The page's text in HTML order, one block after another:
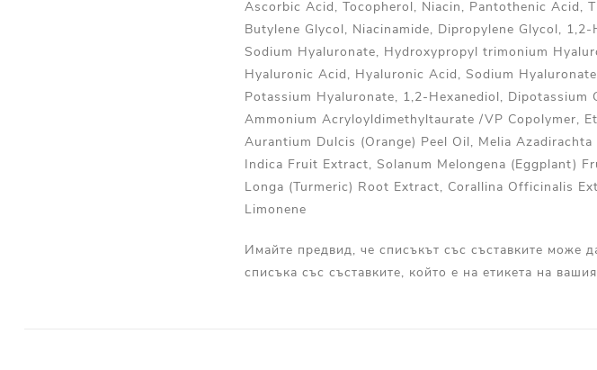
Ascorbic Acid, Tocopherol, Niacin, Pantothenic Acid,
Butylene Glycol, Niacinamide, Dipropylene Glycol,
Sodium Hyaluronate, Hydroxypropyl trimonium
Hyaluronic Acid, Hyaluronic Acid, Sodium
Potassium Hyaluronate, 1,2-Hexanediol, Dipotassium
Ammonium Acryloyldimethyltaurate /VP Copolymer,
Aurantium Dulcis (Orange) Peel Oil, Melia
Indica Fruit Extract, Solanum Melongena (Eggplant)
Longa (Turmeric) Root Extract, Corallina Officinalis
Limonene
Имайте предвид, че списъкът със съставките може
списъка със съставките, който е на етикета на